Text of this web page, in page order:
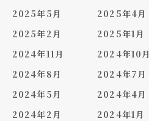
2025年5月
2025年4月
2025年2月
2025年1月
2024年11月
2024年10月
2024年8月
2024年7月
2024年5月
2024年4月
2024年2月
2024年1月